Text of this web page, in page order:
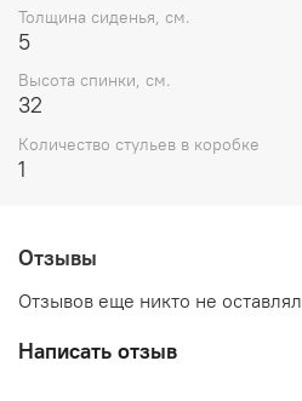
Толщина сиденья, см.
5
Высота спинки, см.
32
Количество стульев в коробке
1
Отзывы
Отзывов еще никто не оставлял
Написать отзыв